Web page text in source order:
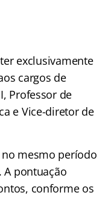
exclusivamente
cargos de
Professor de
e Vice-diretor de
mesmo período
A pontuação
conforme os